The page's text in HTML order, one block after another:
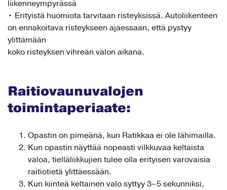
liikenneympyrässä
• Erityistä huomiota tarvitaan risteyksissä. Autoliikenteen
on ennakoitava risteykseen ajaessaan, että pystyy
ylittämään
koko risteyksen vihreän valon aikana.
Raitiovaunuvalojen
toimintaperiaate:
Opastin on pimeänä, kun Ratikkaa ei ole lähimailla.
Kun opastin näyttää nopeasti vilkkuvaa keltaista
valoa, tielläliikkujien tulee olla erityisen varovaisia
raitiotietä ylittäessään.
Kun kiinteä keltainen valo syttyy 3–5 sekunniksi,